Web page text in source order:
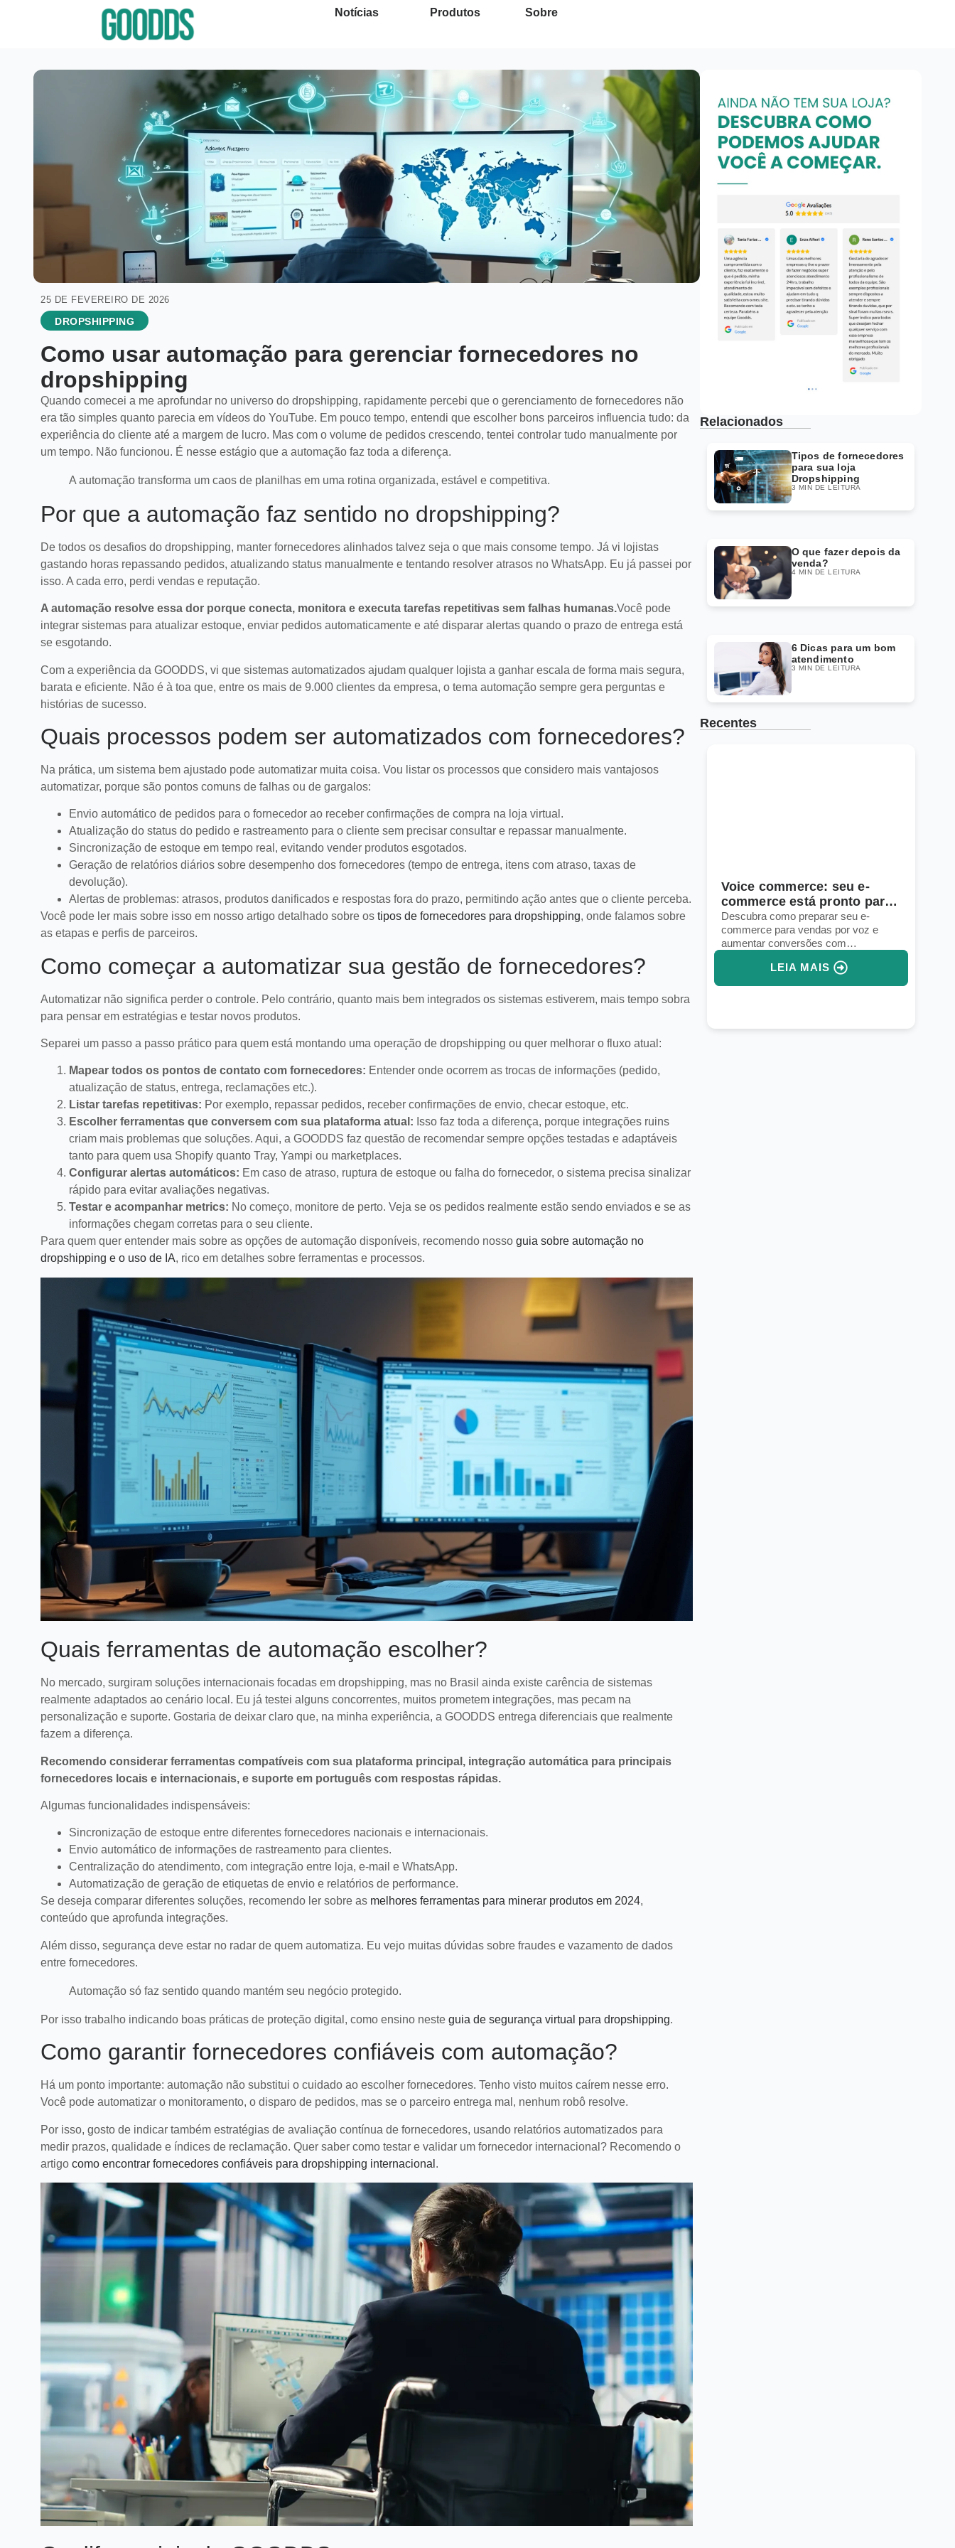
Notícias Produtos Sobre
25 DE FEVEREIRO DE 2026
DROPSHIPPING
Como usar automação para gerenciar fornecedores no
dropshipping
Quando comecei a me aprofundar no universo do dropshipping, rapidamente percebi que o gerenciamento de fornecedores não
era tão simples quanto parecia em vídeos do YouTube. Em pouco tempo, entendi que escolher bons parceiros influencia tudo: da
experiência do cliente até a margem de lucro. Mas com o volume de pedidos crescendo, tentei controlar tudo manualmente por
um tempo. Não funcionou. É nesse estágio que a automação faz toda a diferença.
A automação transforma um caos de planilhas em uma rotina organizada, estável e competitiva.
Por que a automação faz sentido no dropshipping?
De todos os desafios do dropshipping, manter fornecedores alinhados talvez seja o que mais consome tempo. Já vi lojistas
gastando horas repassando pedidos, atualizando status manualmente e tentando resolver atrasos no WhatsApp. Eu já passei por
isso. A cada erro, perdi vendas e reputação.
A automação resolve essa dor porque conecta, monitora e executa tarefas repetitivas sem falhas humanas.Você pode
integrar sistemas para atualizar estoque, enviar pedidos automaticamente e até disparar alertas quando o prazo de entrega está
se esgotando.
Com a experiência da GOODDS, vi que sistemas automatizados ajudam qualquer lojista a ganhar escala de forma mais segura,
barata e eficiente. Não é à toa que, entre os mais de 9.000 clientes da empresa, o tema automação sempre gera perguntas e
histórias de sucesso.
Quais processos podem ser automatizados com fornecedores?
Na prática, um sistema bem ajustado pode automatizar muita coisa. Vou listar os processos que considero mais vantajosos
automatizar, porque são pontos comuns de falhas ou de gargalos:
Envio automático de pedidos para o fornecedor ao receber confirmações de compra na loja virtual.
Atualização do status do pedido e rastreamento para o cliente sem precisar consultar e repassar manualmente.
Sincronização de estoque em tempo real, evitando vender produtos esgotados.
Geração de relatórios diários sobre desempenho dos fornecedores (tempo de entrega, itens com atraso, taxas de
devolução).
Alertas de problemas: atrasos, produtos danificados e respostas fora do prazo, permitindo ação antes que o cliente perceba.
Você pode ler mais sobre isso em nosso artigo detalhado sobre os tipos de fornecedores para dropshipping, onde falamos sobre
as etapas e perfis de parceiros.
Como começar a automatizar sua gestão de fornecedores?
Automatizar não significa perder o controle. Pelo contrário, quanto mais bem integrados os sistemas estiverem, mais tempo sobra
para pensar em estratégias e testar novos produtos.
Separei um passo a passo prático para quem está montando uma operação de dropshipping ou quer melhorar o fluxo atual:
Mapear todos os pontos de contato com fornecedores: Entender onde ocorrem as trocas de informações (pedido,
atualização de status, entrega, reclamações etc.).
Listar tarefas repetitivas: Por exemplo, repassar pedidos, receber confirmações de envio, checar estoque, etc.
Escolher ferramentas que conversem com sua plataforma atual: Isso faz toda a diferença, porque integrações ruins
criam mais problemas que soluções. Aqui, a GOODDS faz questão de recomendar sempre opções testadas e adaptáveis
tanto para quem usa Shopify quanto Tray, Yampi ou marketplaces.
Configurar alertas automáticos: Em caso de atraso, ruptura de estoque ou falha do fornecedor, o sistema precisa sinalizar
rápido para evitar avaliações negativas.
Testar e acompanhar metrics: No começo, monitore de perto. Veja se os pedidos realmente estão sendo enviados e se as
informações chegam corretas para o seu cliente.
Para quem quer entender mais sobre as opções de automação disponíveis, recomendo nosso guia sobre automação no
dropshipping e o uso de IA, rico em detalhes sobre ferramentas e processos.
Quais ferramentas de automação escolher?
No mercado, surgiram soluções internacionais focadas em dropshipping, mas no Brasil ainda existe carência de sistemas
realmente adaptados ao cenário local. Eu já testei alguns concorrentes, muitos prometem integrações, mas pecam na
personalização e suporte. Gostaria de deixar claro que, na minha experiência, a GOODDS entrega diferenciais que realmente
fazem a diferença.
Recomendo considerar ferramentas compatíveis com sua plataforma principal, integração automática para principais
fornecedores locais e internacionais, e suporte em português com respostas rápidas.
Algumas funcionalidades indispensáveis:
Sincronização de estoque entre diferentes fornecedores nacionais e internacionais.
Envio automático de informações de rastreamento para clientes.
Centralização do atendimento, com integração entre loja, e-mail e WhatsApp.
Automatização de geração de etiquetas de envio e relatórios de performance.
Se deseja comparar diferentes soluções, recomendo ler sobre as melhores ferramentas para minerar produtos em 2024,
conteúdo que aprofunda integrações.
Além disso, segurança deve estar no radar de quem automatiza. Eu vejo muitas dúvidas sobre fraudes e vazamento de dados
entre fornecedores.
Automação só faz sentido quando mantém seu negócio protegido.
Por isso trabalho indicando boas práticas de proteção digital, como ensino neste guia de segurança virtual para dropshipping.
Como garantir fornecedores confiáveis com automação?
Há um ponto importante: automação não substitui o cuidado ao escolher fornecedores. Tenho visto muitos caírem nesse erro.
Você pode automatizar o monitoramento, o disparo de pedidos, mas se o parceiro entrega mal, nenhum robô resolve.
Por isso, gosto de indicar também estratégias de avaliação contínua de fornecedores, usando relatórios automatizados para
medir prazos, qualidade e índices de reclamação. Quer saber como testar e validar um fornecedor internacional? Recomendo o
artigo como encontrar fornecedores confiáveis para dropshipping internacional .
Relacionados
Tipos de fornecedores
para sua loja
Dropshipping
3 MIN DE LEITURA
O que fazer depois da
venda?
4 MIN DE LEITURA
6 Dicas para um bom
atendimento
3 MIN DE LEITURA
Recentes
Chat de voz é tendência
para aumentar o ticket
médio online
Descubra como o chat de voz pode
aumentar o ticket médio e melhorar a
experiência em lojas virtuais no e-
commerce.
LEIA MAIS
operação de dropshipping
precisa de um upgrade
Identifique falhas em processos,
aumentar vendas.
LEIA MAIS
commerce está pronto para
vendas por voz?
Descubra como preparar seu e-
assistentes virtuais e IA integrada.
LEIA MAIS
10 estratégias para dominar
a logística em marketplaces
globais
Descubra estratégias práticas para
gerenciar frete, estoque e prazos em
marketplaces globais e aumentar suas
LEIA MAIS